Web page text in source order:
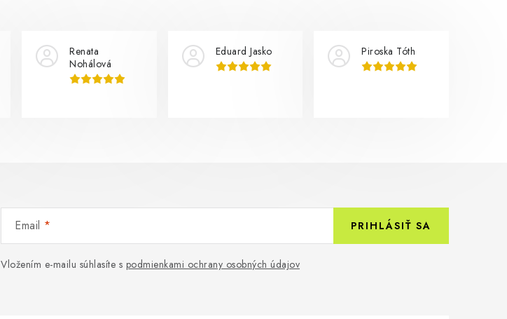
Renata
Nohálová
Eduard Jasko Piroska Tóth
Email
Vložením e-mailu súhlasíte s podmienkami ochrany osobných údajov
PRIHLÁSIŤ SA